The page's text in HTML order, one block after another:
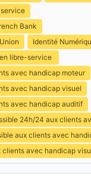
Bank
Identité
libre-service
avec handicap moteur
avec handicap visuel
avec handicap auditif
24h/24 aux clients
aux clients avec
clients avec handicap